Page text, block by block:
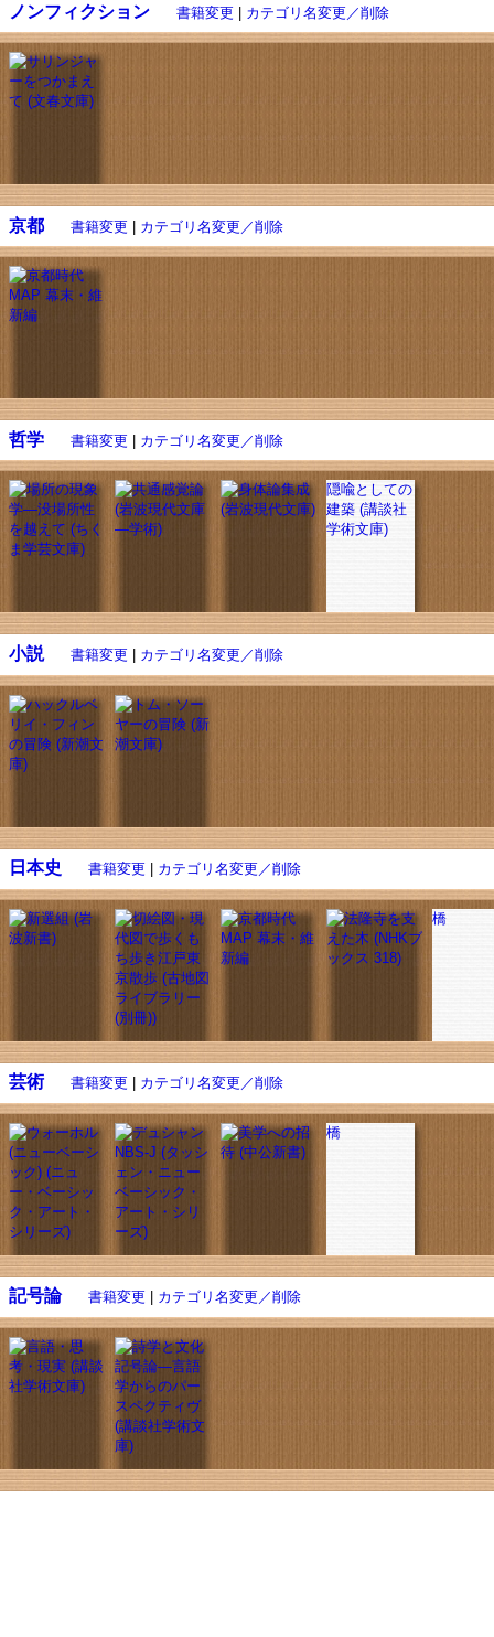
ノンフィクション 書籍変更 | カテゴリ名変更／削除
京都 書籍変更 カテゴリ名変更／削除
哲学 書籍変更 カテゴリ名変更／削除
隠喩としての
建築 (講談社
学術文庫)
小説 書籍変更 カテゴリ名変更／削除
日本史 書籍変更 カテゴリ名変更／削除
橋
芸術 書籍変更 カテゴリ名変更／削除
橋
記号論 書籍変更 カテゴリ名変更／削除